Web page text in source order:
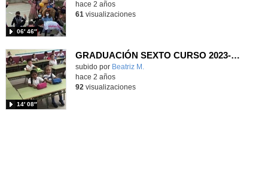
06′ 46″
hace 2 años
61 visualizaciones
GRADUACIÓN SEXTO CURSO 2023-2024
Contenido educativo.
subido por Beatriz M.
14′ 08″
hace 2 años
92 visualizaciones